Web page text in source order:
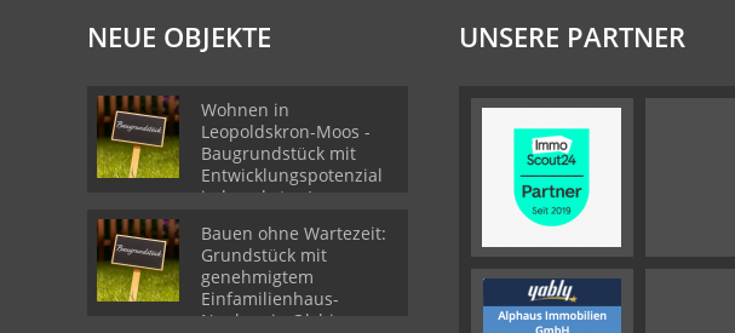
NEUE OBJEKTE
Wohnen in
Leopoldskron-Moos -
Baugrundstück mit
Entwicklungspotenzial
in begehrter Lage
Bauen ohne Wartezeit:
Grundstück mit
genehmigtem
Einfamilienhaus-
Neubau in Olching
UNSERE PARTNER